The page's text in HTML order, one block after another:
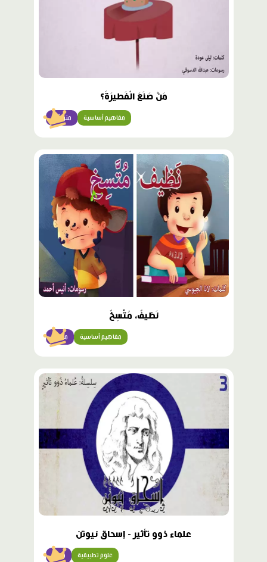
مَنْ صَنَعَ الْفَطيرَةَ؟
متوسّط مفاهيم أساسية
محتوى
نَظيفٌ، مُتَّسِخٌ
مبتدئ مفاهيم أساسية
محتوى
مميّز
علماء ذوو تأثير - إسحاق نيوتن
متقن علوم تطبيقية